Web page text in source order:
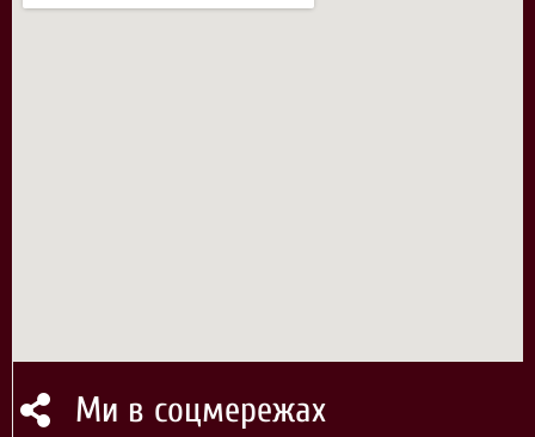
Ми в соцмережах